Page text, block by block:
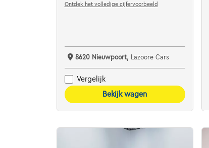
Ontdek het volledige cijfervoorbeeld
8620 Nieuwpoort, Lazoore Cars
Vergelijk
Bekijk wagen